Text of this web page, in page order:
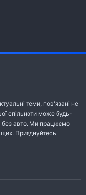
теми, пов'язані не
спільноти може будь-
без авто. Ми працюємо
Приєднуйтесь.